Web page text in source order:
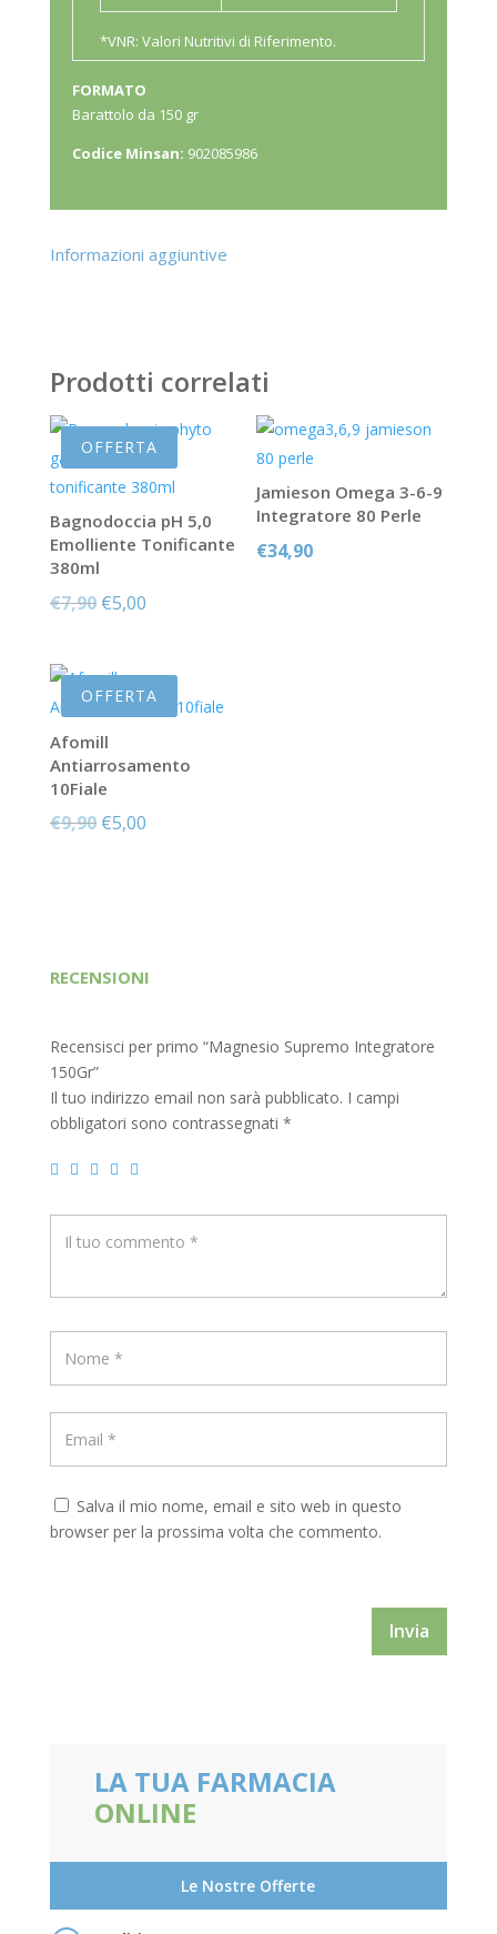
*VNR: Valori Nutritivi di Riferimento.
FORMATO
Barattolo da 150 gr
Codice Minsan: 902085986
Informazioni aggiuntive
Prodotti correlati
OFFERTA
Bagnodoccia pH 5,0
Emolliente Tonificante
380ml
€7,90 Il
era:
€7,90.
€5,00Il
è:
€5,00.
Jamieson Omega 3-6-9
Integratore 80 Perle
€34,90
OFFERTA
Afomill
Antiarrosamento
10Fiale
€9,90 Il
€5,00Il
RECENSIONI
Recensisci per primo “Magnesio Supremo Integratore
150Gr”
Il tuo indirizzo email non sarà pubblicato. I campi
obbligatori sono contrassegnati *
Salva il mio nome, email e sito web in questo
browser per la prossima volta che commento.
Invia
LA TUA FARMACIA
ONLINE
Le Nostre Offerte